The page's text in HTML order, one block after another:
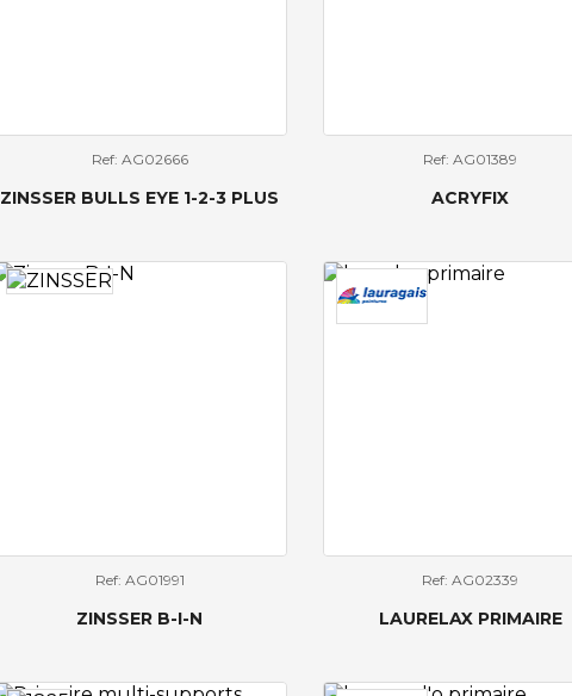
Ref: AG02666
ZINSSER BULLS EYE 1-2-3 PLUS
Ref: AG01389
ACRYFIX
Ref: AG01991
ZINSSER B-I-N
Ref: AG02339
LAURELAX PRIMAIRE